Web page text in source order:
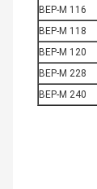
BEP-M 116
BEP-M 118
BEP-M 120
BEP-M 228
BEP-M 240